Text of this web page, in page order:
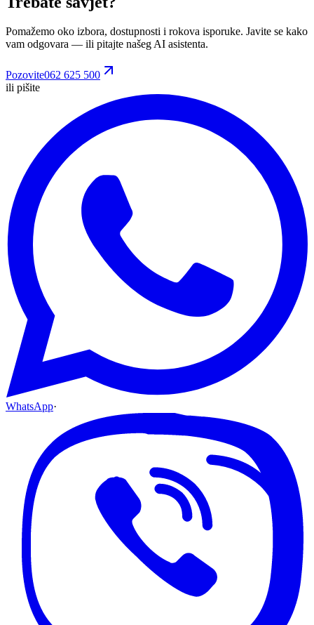
Pomažemo oko izbora, dostupnosti i rokova isporuke. Javite se kako
vam odgovara — ili pitajte našeg AI asistenta.
Pozovite062 625 500
ili pišite
WhatsApp·